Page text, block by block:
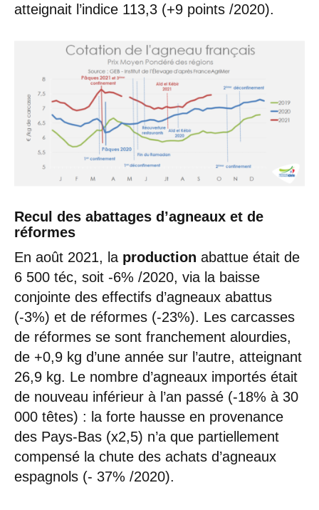
atteignait l’indice 113,3 (+9 points /2020).
Recul des abattages d’agneaux et de
réformes
En août 2021, la production abattue était de
6 500 téc, soit -6% /2020, via la baisse
conjointe des effectifs d’agneaux abattus
(-3%) et de réformes (-23%). Les carcasses
de réformes se sont franchement alourdies,
de +0,9 kg d’une année sur l’autre, atteignant
26,9 kg. Le nombre d’agneaux importés était
de nouveau inférieur à l’an passé (-18% à 30
000 têtes) : la forte hausse en provenance
des Pays-Bas (x2,5) n’a que partiellement
compensé la chute des achats d’agneaux
espagnols (- 37% /2020).